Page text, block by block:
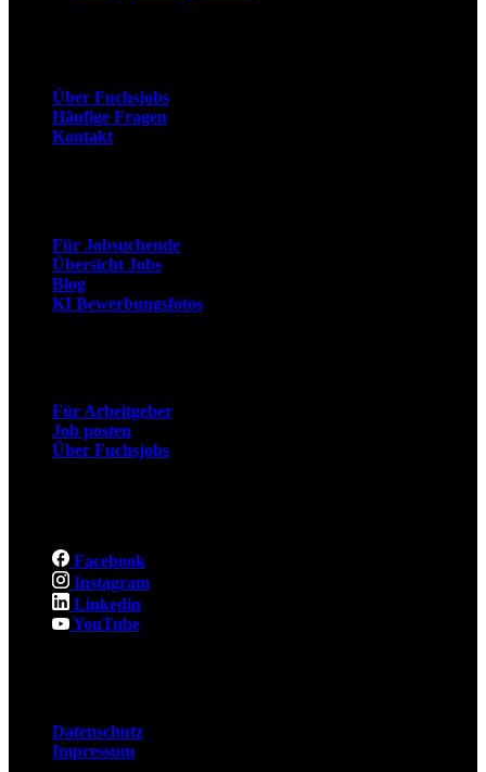
Über Fuchsjobs
Häufige Fragen
Kontakt
Für Jobsuchende
Übersicht Jobs
Blog
KI Bewerbungsfotos
Für Arbeitgeber
Job posten
Über Fuchsjobs
Facebook
Instagram
Linkedin
YouTube
Datenschutz
Impressum